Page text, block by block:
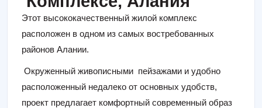
Этот высококачественный жилой комплекс
расположен в одном из самых востребованных
районов Алании.
Окруженный живописными пейзажами и удобно
расположенный недалеко от основных удобств,
проект предлагает комфортный современный образ